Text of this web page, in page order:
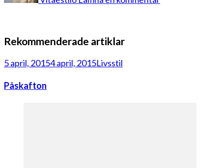
ugnen
Rekommenderade artiklar
5 april, 20154 april, 2015Livsstil
Påskafton